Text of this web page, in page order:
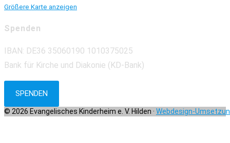
Größere Karte anzeigen
Spenden
IBAN: DE36 35060190 1010375025
Bank für Kirche und Diakonie (KD-Bank)
SPENDEN
© 2026 Evangelisches Kinderheim e. V. Hilden · Webdesign-